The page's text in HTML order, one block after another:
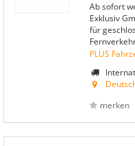
Ab sofort
Exklusiv
für
PLUS
merken